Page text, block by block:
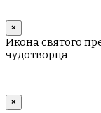
×
Икона святого
чудотворца
×